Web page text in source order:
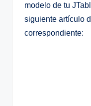
modelo de tu
siguiente artículo
correspondiente: